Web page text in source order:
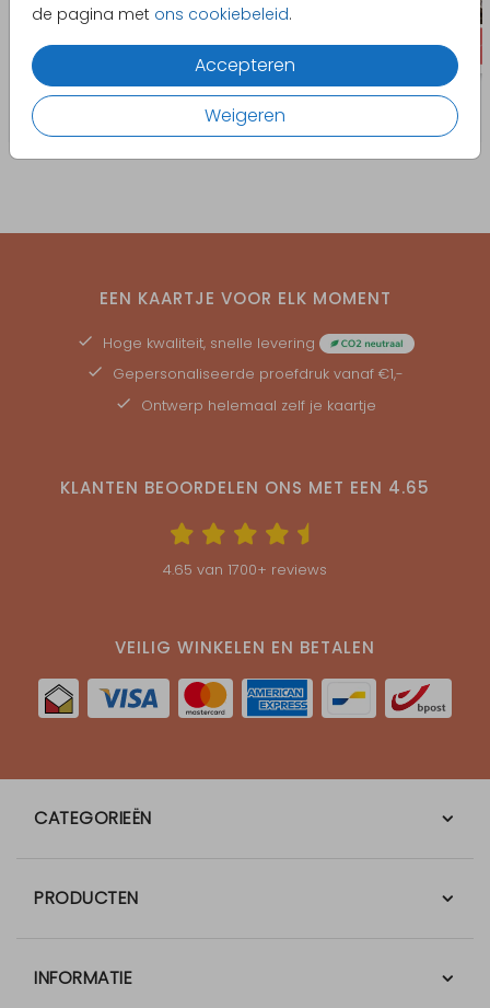
de pagina met ons cookiebeleid.
Accepteren
Weigeren
EEN KAARTJE VOOR ELK MOMENT
Hoge kwaliteit, snelle levering
Gepersonaliseerde proefdruk vanaf €1,-
Ontwerp helemaal zelf je kaartje
KLANTEN BEOORDELEN ONS MET EEN 4.65
4.65 van 1700+ reviews
VEILIG WINKELEN EN BETALEN
CATEGORIEËN
PRODUCTEN
INFORMATIE